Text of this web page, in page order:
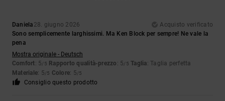
Daniela 28. giugno 2026
Acquisto verificato
Sono semplicemente larghissimi. Ma Ken Block per sempre! Ne vale la
pena
Mostra originale - Deutsch
Comfort: 5/5 Rapporto qualità-prezzo : 5/5 Taglia: Taglia perfetta
Materiale: 5/5 Colore: 5/5
Consiglio questo prodotto